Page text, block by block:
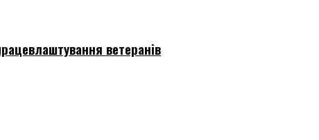
ветеранів